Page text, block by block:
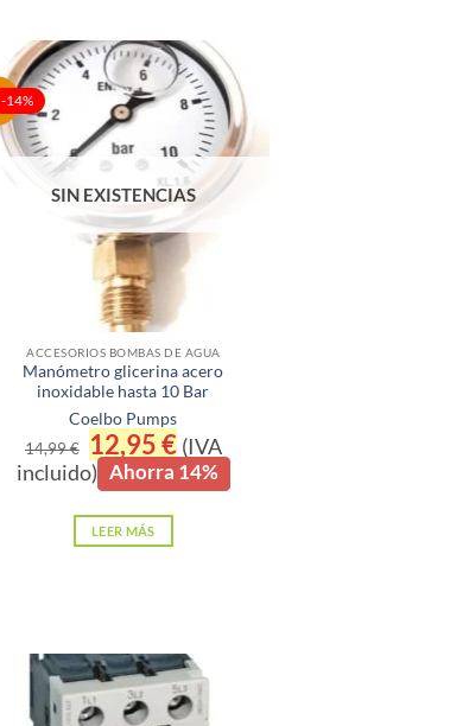
-14%
SIN EXISTENCIAS
ACCESORIOS BOMBAS DE AGUA
Manómetro glicerina acero
inoxidable hasta 10 Bar
Coelbo Pumps
14,99€
El
precio
original
era:
14,99 €.
12,95€El
precio
actual
es:
(IVA
incluido) Ahorra 14%
LEER MÁS